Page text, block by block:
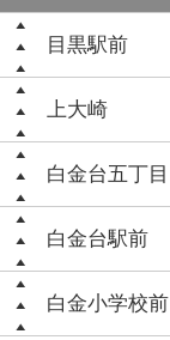
目黒駅前
上大崎
白金台五丁目
白金台駅前
白金小学校前